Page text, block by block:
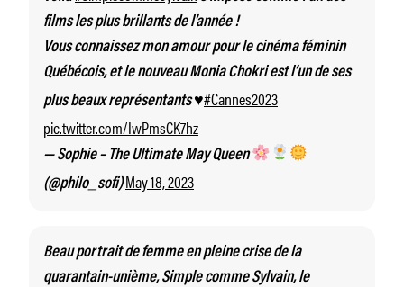
films les plus brillants de l’année !
Vous connaissez mon amour pour le cinéma féminin
Québécois, et le nouveau Monia Chokri est l’un de ses
plus beaux représentants ♥️#Cannes2023
pic.twitter.com/IwPmsCK7hz
— Sophie – The Ultimate May Queen
(@philo_sofi)May 18, 2023
Beau portrait de femme en pleine crise de la
quarantain-unième, Simple comme Sylvain, le